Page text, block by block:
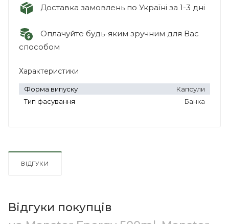
Доставка замовлень по Україні за 1-3 дні
Оплачуйте будь-яким зручним для Вас
способом
Характеристики
Форма випуску
Капсули
Тип фасування
Банка
ВІДГУКИ
Відгуки покупців